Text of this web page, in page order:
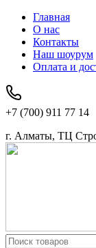
Главная
О нас
Контакты
Наш шоурум
Оплата и
+7 (700) 911 77 14
г. Алматы, ТЦ